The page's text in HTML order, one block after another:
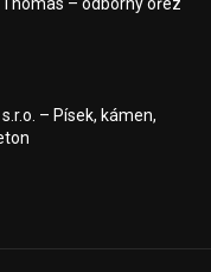
– Písek, kámen,